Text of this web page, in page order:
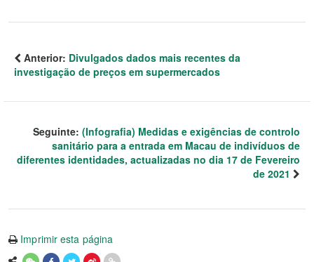
Anterior: Divulgados dados mais recentes da
investigação de preços em supermercados
Seguinte: (Infografia) Medidas e exigências de controlo
sanitário para a entrada em Macau de indivíduos de
diferentes identidades, actualizadas no dia 17 de Fevereiro
de 2021
Imprimir esta página